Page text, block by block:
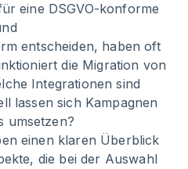
eine DSGVO-konforme
entscheiden, haben oft
die Migration von
Integrationen sind
lassen sich Kampagnen
umsetzen?
einen klaren Überblick
die bei der Auswahl